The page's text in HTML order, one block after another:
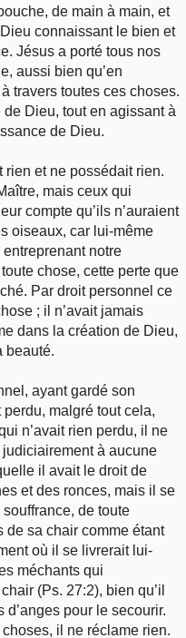
de main à main, et
connaissant le bien et
Jésus a porté tous nos
aussi bien qu’en
travers toutes ces choses.
de Dieu, tout en agissant à
de Dieu.
rien et ne possédait rien.
mais ceux qui
compte qu’ils n’auraient
oiseaux, car lui-même
entreprenant notre
chose, cette perte que
Par droit personnel ce
; il n’avait jamais
dans la création de Dieu,
beauté.
ayant gardé son
perdu, malgré tout cela,
n’avait rien perdu, il ne
judiciairement à aucune
il avait le droit de
et des ronces, mais il se
de toute
de sa chair comme étant
où il se livrerait lui-
méchants qui
(Ps. 27:2), bien qu’il
pour le secourir.
choses, il ne réclame rien.